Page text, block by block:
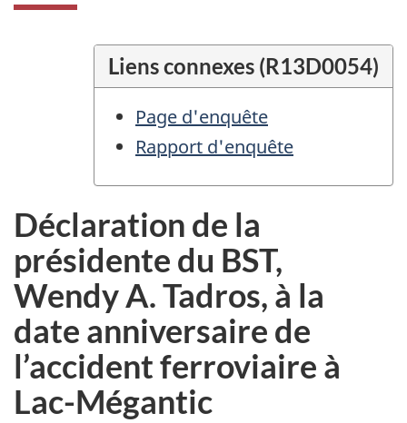
Liens connexes (R13D0054)
Page d'enquête
Rapport d'enquête
Déclaration de la
présidente du BST,
Wendy A. Tadros, à la
date anniversaire de
l’accident ferroviaire à
Lac-Mégantic